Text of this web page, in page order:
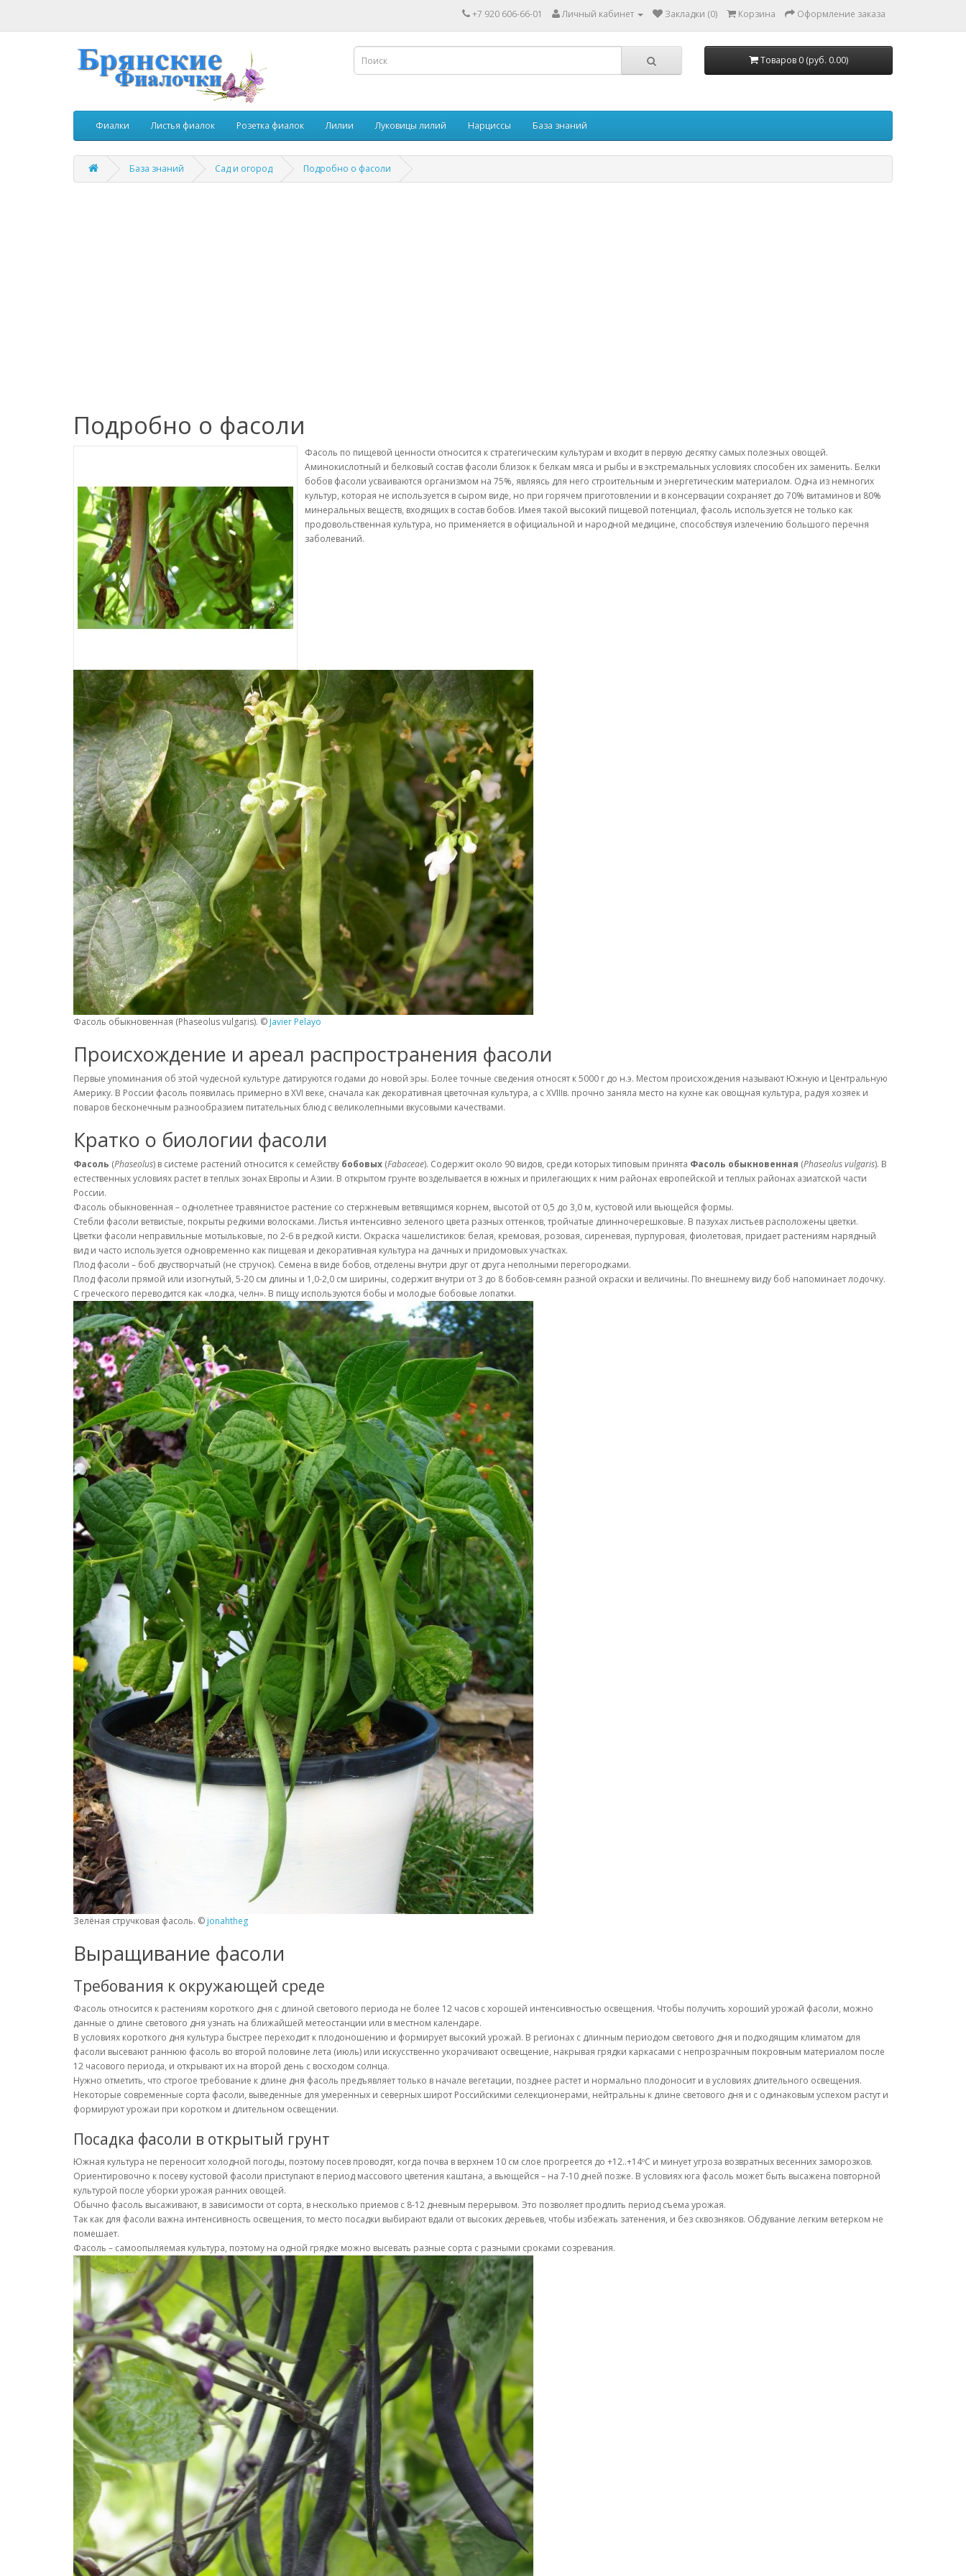
+7 920 606-66-01 Личный кабинет Закладки (0) Корзина Оформление заказа
Товаров 0 (руб. 0.00)
Фиалки Листья фиалок Розетка фиалок Лилии Луковицы лилий Нарциссы База знаний
База знаний Сад и огород Подробно о фасоли
Подробно о фасоли
Фасоль по пищевой ценности относится к стратегическим культурам и входит в первую десятку самых полезных овощей.
Аминокислотный и белковый состав фасоли близок к белкам мяса и рыбы и в экстремальных условиях способен их заменить. Белки
бобов фасоли усваиваются организмом на 75%, являясь для него строительным и энергетическим материалом. Одна из немногих
культур, которая не используется в сыром виде, но при горячем приготовлении и в консервации сохраняет до 70% витаминов и 80%
минеральных веществ, входящих в состав бобов. Имея такой высокий пищевой потенциал, фасоль используется не только как
продовольственная культура, но применяется в официальной и народной медицине, способствуя излечению большого перечня
заболеваний.
Фасоль обыкновенная (Phaseolus vulgaris). © Javier Pelayo
Происхождение и ареал распространения фасоли
Первые упоминания об этой чудесной культуре датируются годами до новой эры. Более точные сведения относят к 5000 г до н.э. Местом происхождения называют Южную и Центральную
Америку. В России фасоль появилась примерно в XVI веке, сначала как декоративная цветочная культура, а с XVIIIв. прочно заняла место на кухне как овощная культура, радуя хозяек и
поваров бесконечным разнообразием питательных блюд с великолепными вкусовыми качествами.
Кратко о биологии фасоли
Фасоль (Phaseolus) в системе растений относится к семейству бобовых (Fabaceae). Содержит около 90 видов, среди которых типовым принята Фасоль обыкновенная (Phaseolus vulgaris). В
естественных условиях растет в теплых зонах Европы и Азии. В открытом грунте возделывается в южных и прилегающих к ним районах европейской и теплых районах азиатской части
России.
Фасоль обыкновенная – однолетнее травянистое растение со стержневым ветвящимся корнем, высотой от 0,5 до 3,0 м, кустовой или вьющейся формы.
Стебли фасоли ветвистые, покрыты редкими волосками. Листья интенсивно зеленого цвета разных оттенков, тройчатые длинночерешковые. В пазухах листьев расположены цветки.
Цветки фасоли неправильные мотыльковые, по 2-6 в редкой кисти. Окраска чашелистиков: белая, кремовая, розовая, сиреневая, пурпуровая, фиолетовая, придает растениям нарядный
вид и часто используется одновременно как пищевая и декоративная культура на дачных и придомовых участках.
Плод фасоли – боб двустворчатый (не стручок). Семена в виде бобов, отделены внутри друг от друга неполными перегородками.
Плод фасоли прямой или изогнутый, 5-20 см длины и 1,0-2,0 см ширины, содержит внутри от 3 до 8 бобов-семян разной окраски и величины. По внешнему виду боб напоминает лодочку.
С греческого переводится как «лодка, челн». В пищу используются бобы и молодые бобовые лопатки.
Зелёная стручковая фасоль. © jonahtheg
Выращивание фасоли
Требования к окружающей среде
Фасоль относится к растениям короткого дня с длиной светового периода не более 12 часов с хорошей интенсивностью освещения. Чтобы получить хороший урожай фасоли, можно
данные о длине светового дня узнать на ближайшей метеостанции или в местном календаре.
В условиях короткого дня культура быстрее переходит к плодоношению и формирует высокий урожай. В регионах с длинным периодом светового дня и подходящим климатом для
фасоли высевают раннюю фасоль во второй половине лета (июль) или искусственно укорачивают освещение, накрывая грядки каркасами с непрозрачным покровным материалом после
12 часового периода, и открывают их на второй день с восходом солнца.
Нужно отметить, что строгое требование к длине дня фасоль предъявляет только в начале вегетации, позднее растет и нормально плодоносит и в условиях длительного освещения.
Некоторые современные сорта фасоли, выведенные для умеренных и северных широт Российскими селекционерами, нейтральны к длине светового дня и с одинаковым успехом растут и
формируют урожаи при коротком и длительном освещении.
Посадка фасоли в открытый грунт
Южная культура не переносит холодной погоды, поэтому посев проводят, когда почва в верхнем 10 см слое прогреется до +12..+14ºС и минует угроза возвратных весенних заморозков.
Ориентировочно к посеву кустовой фасоли приступают в период массового цветения каштана, а вьющейся – на 7-10 дней позже. В условиях юга фасоль может быть высажена повторной
культурой после уборки урожая ранних овощей.
Обычно фасоль высаживают, в зависимости от сорта, в несколько приемов с 8-12 дневным перерывом. Это позволяет продлить период съема урожая.
Так как для фасоли важна интенсивность освещения, то место посадки выбирают вдали от высоких деревьев, чтобы избежать затенения, и без сквозняков. Обдувание легким ветерком не
помешает.
Фасоль – самоопыляемая культура, поэтому на одной грядке можно высевать разные сорта с разными сроками созревания.